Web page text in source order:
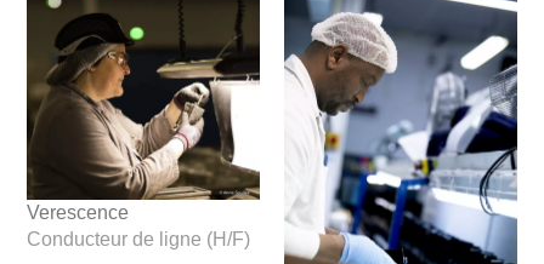
Verescence
Conducteur de ligne (H/F)